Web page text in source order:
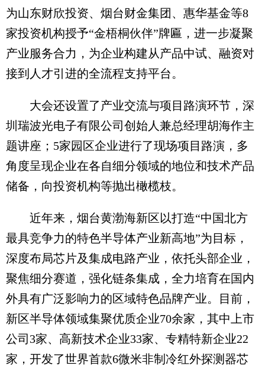
为山东财欣投资、烟台财金集团、惠华基金等8
家投资机构授予“金梧桐伙伴”牌匾，进一步凝聚
产业服务合力，为企业构建从产品中试、融资对
接到人才引进的全流程支持平台。
大会还设置了产业交流与项目路演环节，深
圳瑞波光电子有限公司创始人兼总经理胡海作主
题讲座；5家园区企业进行了现场项目路演，多
角度呈现企业在各自细分领域的地位和技术产品
储备，向投资机构等抛出橄榄枝。
近年来，烟台黄渤海新区以打造“中国北方
最具竞争力的特色半导体产业新高地”为目标，
深度布局芯片及集成电路产业，依托头部企业，
聚焦细分赛道，强化链条集成，全力培育在国内
外具有广泛影响力的区域特色品牌产业。目前，
新区半导体领域集聚优质企业70余家，其中上市
公司3家、高新技术企业33家、专精特新企业22
家，开发了世界首款6微米非制冷红外探测器芯